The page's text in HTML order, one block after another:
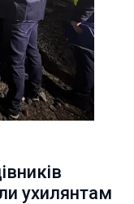
ухилянтам